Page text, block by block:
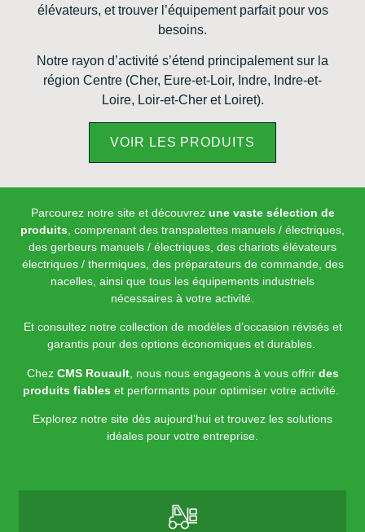
élévateurs, et trouver l’équipement parfait pour vos
besoins.
Notre rayon d’activité s’étend principalement sur la
région Centre (Cher, Eure-et-Loir, Indre, Indre-et-
Loire, Loir-et-Cher et Loiret).
VOIR LES PRODUITS
Parcourez notre site et découvrez une vaste sélection de
produits , comprenant des transpalettes manuels / électriques,
des gerbeurs manuels / électriques, des chariots élévateurs
électriques / thermiques, des préparateurs de commande, des
nacelles, ainsi que tous les équipements industriels
nécessaires à votre activité.
Et consultez notre collection de modèles d’occasion révisés et
garantis pour des options économiques et durables.
Chez CMS Rouault, nous nous engageons à vous offrir des
produits fiables et performants pour optimiser votre activité.
Explorez notre site dès aujourd’hui et trouvez les solutions
idéales pour votre entreprise.